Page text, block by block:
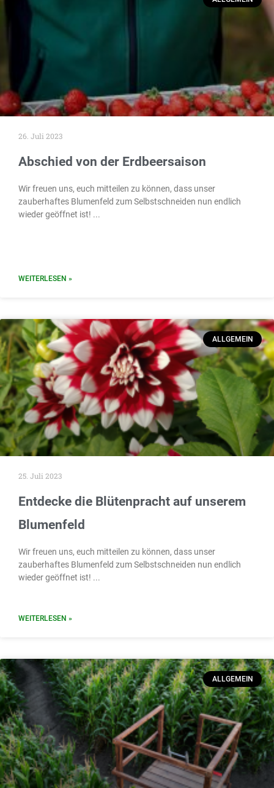
Abschied von der Erdbeersaison
Wir freuen uns, euch mitteilen zu können, dass unser
zauberhaftes Blumenfeld zum Selbstschneiden nun endlich
wieder geöffnet ist!
WEITERLESEN »
26. Juli 2023
ALLGEMEIN
Entdecke die Blütenpracht auf unserem
Blumenfeld
Wir freuen uns, euch mitteilen zu können, dass unser
zauberhaftes Blumenfeld zum Selbstschneiden nun endlich
wieder geöffnet ist!
WEITERLESEN »
25. Juli 2023
ALLGEMEIN